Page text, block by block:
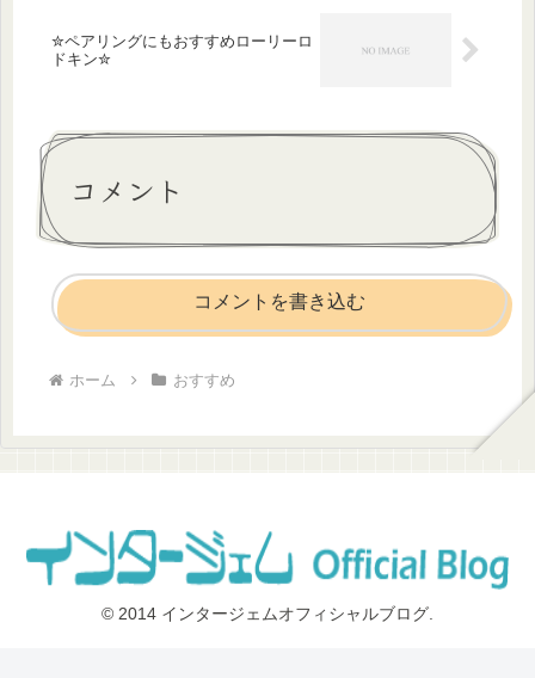
✮ペアリングにもおすすめローリーロ
ドキン✮
コメント
コメントを書き込む
ホーム おすすめ
© 2014 インタージェムオフィシャルブログ.